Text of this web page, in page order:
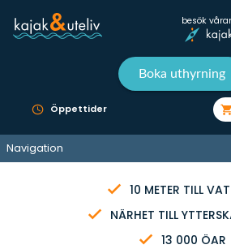
besök
Boka uthyrning
Öppettider
Navigation
10 METER TILL
NÄRHET TILL
13 000 ÖAR